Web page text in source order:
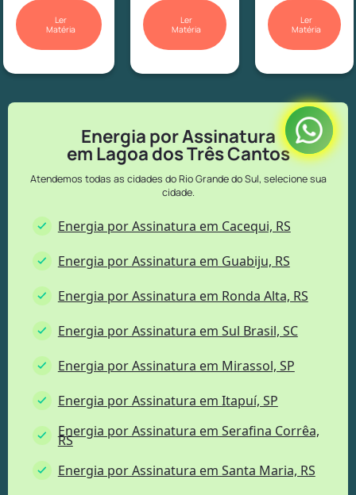
Ler
Matéria
Ler
Matéria
Ler
Matéria
Energia por Assinatura
em Lagoa dos Três Cantos
Atendemos todas as cidades do Rio Grande do Sul, selecione sua
cidade.
Energia por Assinatura em Cacequi, RS
Energia por Assinatura em Guabiju, RS
Energia por Assinatura em Ronda Alta, RS
Energia por Assinatura em Sul Brasil, SC
Energia por Assinatura em Mirassol, SP
Energia por Assinatura em Itapuí, SP
Energia por Assinatura em Serafina Corrêa,
RS
Energia por Assinatura em Santa Maria, RS